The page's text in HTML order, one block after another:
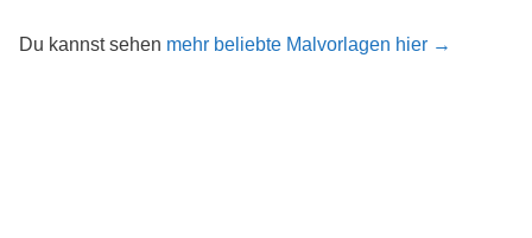
Du kannst sehen mehr beliebte Malvorlagen hier →